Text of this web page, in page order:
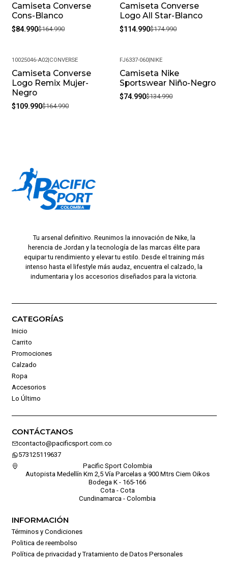
-48%
Camiseta Converse
Cons-Blanco
$84.990$164.990
-34%
Camiseta Converse
Logo All Star-Blanco
$114.990$174.990
-33%
10025046-A02| CONVERSE
Camiseta Converse
Logo Remix Mujer-
Negro
$109.990$164.990
-44%
FJ6337-060 NIKE
Camiseta Nike
Sportswear Niño-Negro
$74.990$134.990
Tu arsenal definitivo. Reunimos la innovación de Nike, la
herencia de Jordan y la tecnología de las marcas élite para
equipar tu rendimiento y elevar tu estilo. Desde el training más
intenso hasta el lifestyle más audaz, encuentra el calzado, la
indumentaria y los accesorios diseñados para la victoria.
CATEGORÍAS
Inicio
Carrito
Promociones
Calzado
Ropa
Accesorios
Lo Último
CONTÁCTANOS
contacto@pacificsport.com.co
573125119637
Pacific Sport Colombia
Autopista Medellín Km 2,5 Vía Parcelas a 900 Mtrs Ciem Oikos
Bodega K - 165-166
Cota - Cota
Cundinamarca - Colombia
INFORMACIÓN
Términos y Condiciones
Politica de reembolso
Política de privacidad y Tratamiento de Datos Personales